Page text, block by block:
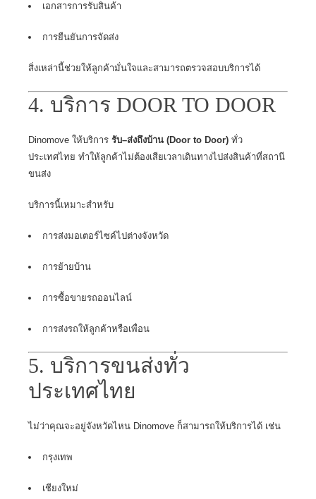
เอกสารการรับสินค้า
การยืนยันการจัดส่ง
สิ่งเหล่านี้ช่วยให้ลูกค้ามั่นใจและสามารถตรวจสอบบริการได้
4. บริการ DOOR TO DOOR
Dinomove ให้บริการ รับ–ส่งถึงบ้าน (Door to Door) ทั่ว
ประเทศไทย ทำให้ลูกค้าไม่ต้องเสียเวลาเดินทางไปส่งสินค้าที่สถานี
ขนส่ง
บริการนี้เหมาะสำหรับ
การส่งมอเตอร์ไซค์ไปต่างจังหวัด
การย้ายบ้าน
การซื้อขายรถออนไลน์
การส่งรถให้ลูกค้าหรือเพื่อน
5. บริการขนส่งทั่ว
ประเทศไทย
ไม่ว่าคุณจะอยู่จังหวัดไหน Dinomove ก็สามารถให้บริการได้ เช่น
กรุงเทพ
เชียงใหม่